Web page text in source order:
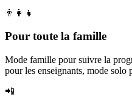
👨‍👩‍👧
Pour toute la famille
Mode famille pour suivre la
pour les enseignants, mode solo
📲